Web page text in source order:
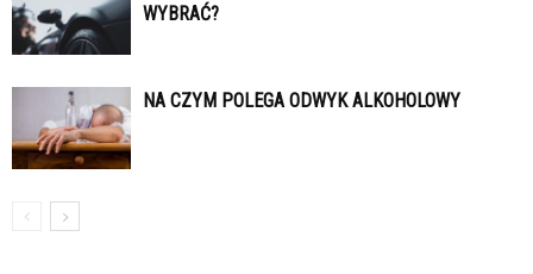
WYBRAĆ?
NA CZYM POLEGA ODWYK ALKOHOLOWY